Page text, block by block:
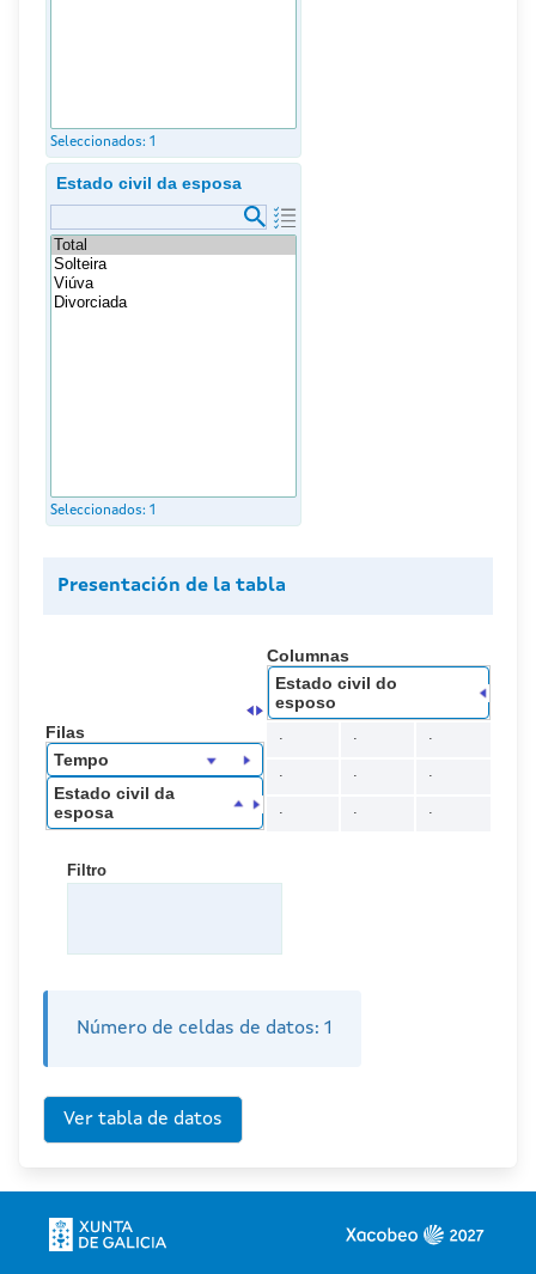
Seleccionados: 1
Estado civil da esposa
Seleccionados: 1
Presentación de la tabla
Columnas
Estado civil do
esposo
Filas
Tempo
Estado civil da
esposa
Filtro
Número de celdas de datos: 1